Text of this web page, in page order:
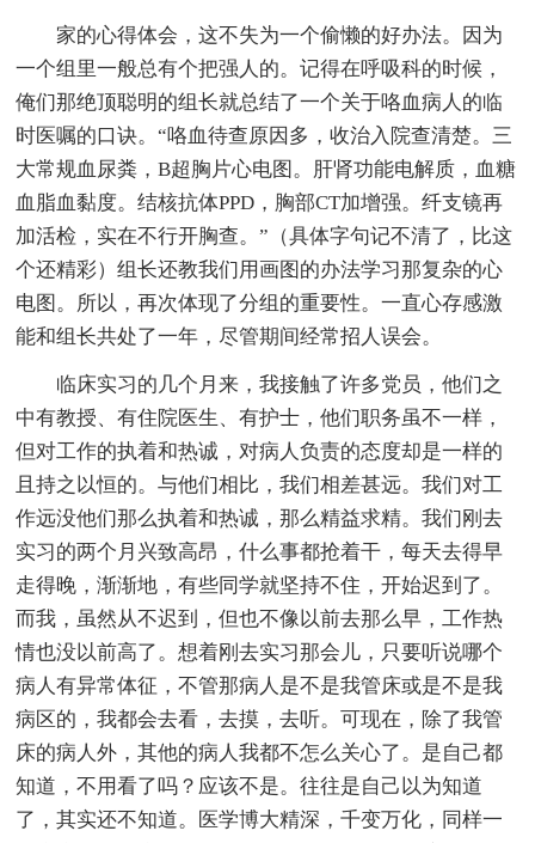
家的心得体会，这不失为一个偷懒的好办法。因为
一个组里一般总有个把强人的。记得在呼吸科的时候，
俺们那绝顶聪明的组长就总结了一个关于咯血病人的临
时医嘱的口诀。“咯血待查原因多，收治入院查清楚。三
大常规血尿粪，B超胸片心电图。肝肾功能电解质，血糖
血脂血黏度。结核抗体PPD，胸部CT加增强。纤支镜再
加活检，实在不行开胸查。”（具体字句记不清了，比这
个还精彩）组长还教我们用画图的办法学习那复杂的心
电图。所以，再次体现了分组的重要性。一直心存感激
能和组长共处了一年，尽管期间经常招人误会。
临床实习的几个月来，我接触了许多党员，他们之
中有教授、有住院医生、有护士，他们职务虽不一样，
但对工作的执着和热诚，对病人负责的态度却是一样的
且持之以恒的。与他们相比，我们相差甚远。我们对工
作远没他们那么执着和热诚，那么精益求精。我们刚去
实习的两个月兴致高昂，什么事都抢着干，每天去得早
走得晚，渐渐地，有些同学就坚持不住，开始迟到了。
而我，虽然从不迟到，但也不像以前去那么早，工作热
情也没以前高了。想着刚去实习那会儿，只要听说哪个
病人有异常体征，不管那病人是不是我管床或是不是我
病区的，我都会去看，去摸，去听。可现在，除了我管
床的病人外，其他的病人我都不怎么关心了。是自己都
知道，不用看了吗？应该不是。往往是自己以为知道
了，其实还不知道。医学博大精深，千变万化，同样一